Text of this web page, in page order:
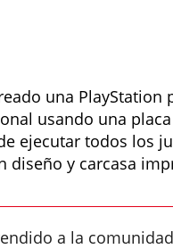
una PlayStation
usando una
ejecutar todos los
diseño y carcasa
a la comunidad